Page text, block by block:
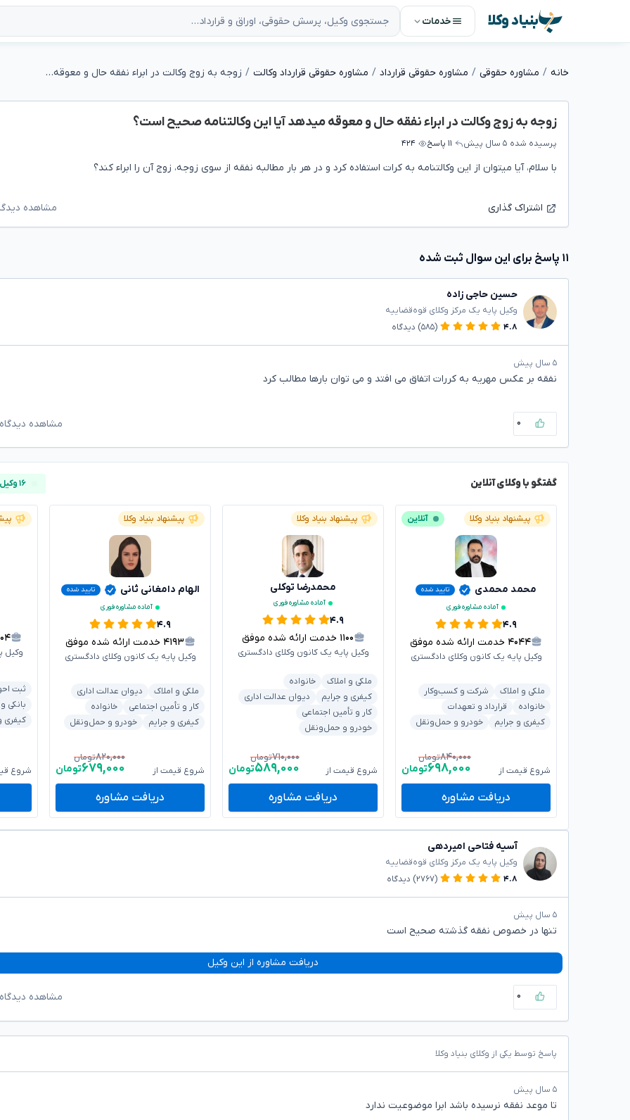
بنیاد وکلا خدمات
خانه مشاوره حقوقی مشاوره حقوقی قرارداد مشاوره حقوقی قرارداد وکالت زوجه به زوج وکالت در ابراء نفقه حال و معوقه میدهد آیا این وکالتنامه صحیح است؟
زوجه به زوج وکالت در ابراء نفقه حال و معوقه میدهد آیا این وکالتنامه صحیح است؟
پرسیده شده ۵ سال پیش ۱۱ پاسخ ۴۲۴
با سلام، آیا میتوان از این وکالتنامه به کرات استفاده کرد و در هر بار مطالبه نفقه از سوی زوجه، زوج آن را ابراء کند؟
اشتراک گذاری مشاهده
۱۱ پاسخ برای این سوال ثبت شده
حسین حاجی زاده
وکیل پایه یک مرکز وکلای قوه‌قضاییه
۴.۸
(۵۸۵) دیدگاه
۵ سال پیش
نفقه بر عکس مهریه به کررات اتفاق می افتد و می توان بارها مطالب کرد
۰ مشاهده
گفتگو با وکلای آنلاین ۱۶ وکیل آنلاین
پیشنهاد بنیاد وکلا آنلاین
محمد محمدی
تایید شده
آماده مشاوره فوری
۴.۹
۴۰۴۴ خدمت ارائه شده موفق
وکیل پایه یک کانون وکلای دادگستری
ملکی و املاک
شرکت و کسب‌وکار
خانواده
قرارداد و تعهدات
کیفری و جرایم
خودرو و حمل‌ونقل
شروع قیمت از
۸۴۰,۰۰۰تومان
۶۹۸,۰۰۰تومان
دریافت مشاوره
پیشنهاد بنیاد وکلا
محمدرضا توکلی
آماده مشاوره فوری
۴.۹
۱۱۰۰ خدمت ارائه شده موفق
وکیل پایه یک کانون وکلای دادگستری
ملکی و املاک
خانواده
کیفری و جرایم
دیوان عدالت اداری
کار و تأمین اجتماعی
خودرو و حمل‌ونقل
شروع قیمت از
۷۱۰,۰۰۰تومان
۵۸۹,۰۰۰تومان
دریافت مشاوره
پیشنهاد بنیاد وکلا
الهام دامغانی ثانی
تایید شده
آماده مشاوره فوری
۴.۹
۴۱۹۳ خدمت ارائه شده موفق
وکیل پایه یک کانون وکلای دادگستری
ملکی و املاک
دیوان عدالت اداری
کار و تأمین اجتماعی
خانواده
کیفری و جرایم
خودرو و حمل‌ونقل
شروع قیمت از
۸۲۰,۰۰۰تومان
۶۷۹,۰۰۰تومان
دریافت مشاوره
وکیل
ثبت
بانکی
کیفری
شروع
آسیه فتاحی امیردهی
وکیل پایه یک مرکز وکلای قوه‌قضاییه
۴.۸
(۲۷۶۷) دیدگاه
۵ سال پیش
تنها در خصوص نفقه گذشته صحیح است
دریافت مشاوره از این وکیل
۰ مشاهده
پاسخ توسط یکی از وکلای بنیاد وکلا
۵ سال پیش
تا موعد نفقه نرسیده باشد ابرا موضوعیت ندارد